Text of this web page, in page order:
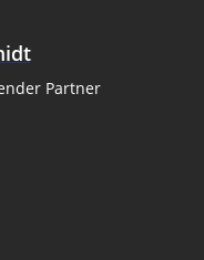
Partner